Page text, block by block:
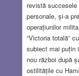
revistă
personale, și-a
operațiunilor
“Victoria totală”
subiect mai puțin
nou război după
ostilitățile cu